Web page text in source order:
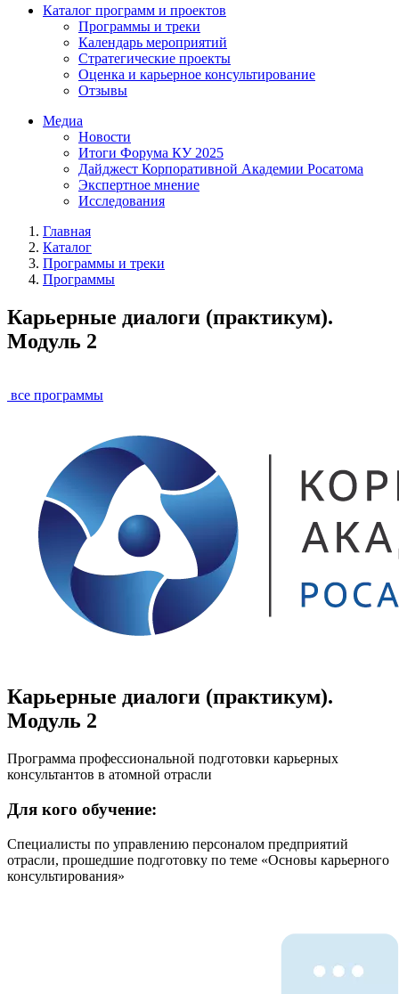
Каталог программ и проектов
Программы и треки
Календарь мероприятий
Стратегические проекты
Оценка и карьерное консультирование
Отзывы
Медиа
Новости
Итоги Форума КУ 2025
Дайджест Корпоративной Академии Росатома
Экспертное мнение
Исследования
Главная
Каталог
Программы и треки
Программы
Карьерные диалоги (практикум).
Модуль 2
все программы
Карьерные диалоги (практикум).
Модуль 2
Программа профессиональной подготовки карьерных
консультантов в атомной отрасли
Для кого обучение:
Специалисты по управлению персоналом предприятий
отрасли, прошедшие подготовку по теме «Основы карьерного
консультирования»